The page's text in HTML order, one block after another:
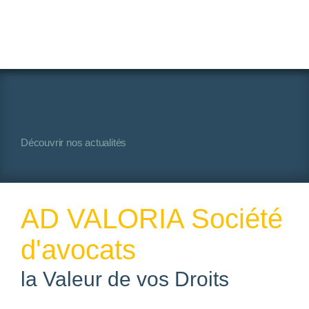
Découvrir nos actualités
AD VALORIA Société
d'avocats
la Valeur de vos Droits